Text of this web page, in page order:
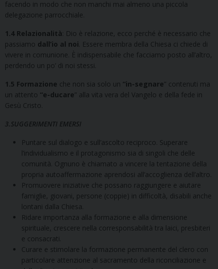
facendo in modo che non manchi mai almeno una piccola
delegazione parrocchiale.
1.4 Relazionalità : Dio è relazione, ecco perché è necessario che
passiamo dall’io al noi . Essere membra della Chiesa ci chiede di
vivere in comunione. È indispensabile che facciamo posto all’altro,
perdendo un po’ di noi stessi.
1.5 Formazione che non sia solo un “in-segnare” contenuti ma
un attento “e-ducare” alla vita vera del Vangelo e della fede in
Gesù Cristo.
3.SUGGERIMENTI EMERSI
Puntare sul dialogo e sull’ascolto reciproco. Superare
l’individualismo e il protagonismo sia di singoli che delle
comunità. Ognuno è chiamato a vincere la tentazione della
propria autoaffermazione aprendosi all’accoglienza dell’altro.
Promuovere iniziative che possano raggiungere e aiutare
famiglie, giovani, persone (coppie) in difficoltà, disabili anche
lontani dalla Chiesa.
Ridare importanza alla formazione e alla dimensione
spirituale, crescere nella corresponsabilità tra laici, presbiteri
e consacrati.
Curare e stimolare la formazione permanente del clero con
particolare attenzione al sacramento della riconciliazione e